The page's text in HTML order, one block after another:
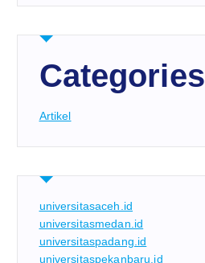
Categories
Artikel
universitasaceh.id
universitasmedan.id
universitaspadang.id
universitaspekanbaru.id